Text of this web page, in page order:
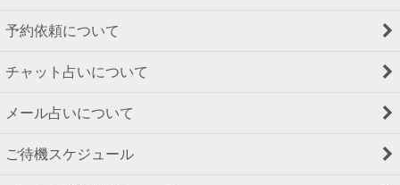
予約依頼について
チャット占いについて
メール占いについて
ご待機スケジュール